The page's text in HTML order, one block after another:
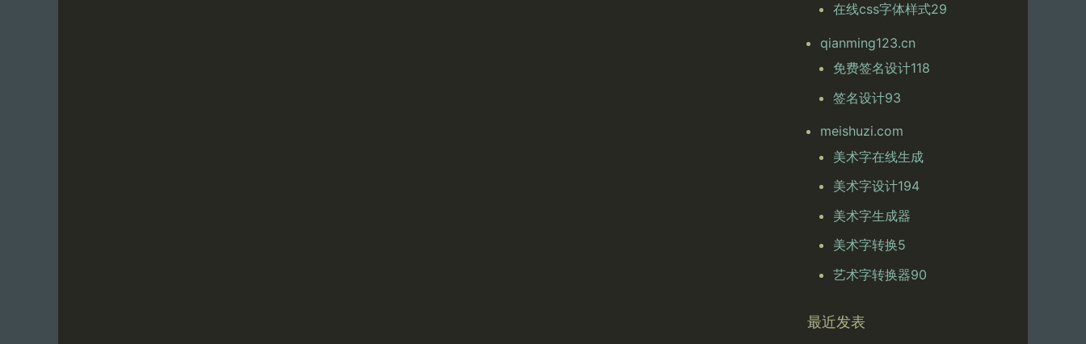
在线css字体样式29
qianming123.cn
免费签名设计118
签名设计93
meishuzi.com
美术字在线生成
美术字设计194
美术字生成器
美术字转换5
艺术字转换器90
最近发表